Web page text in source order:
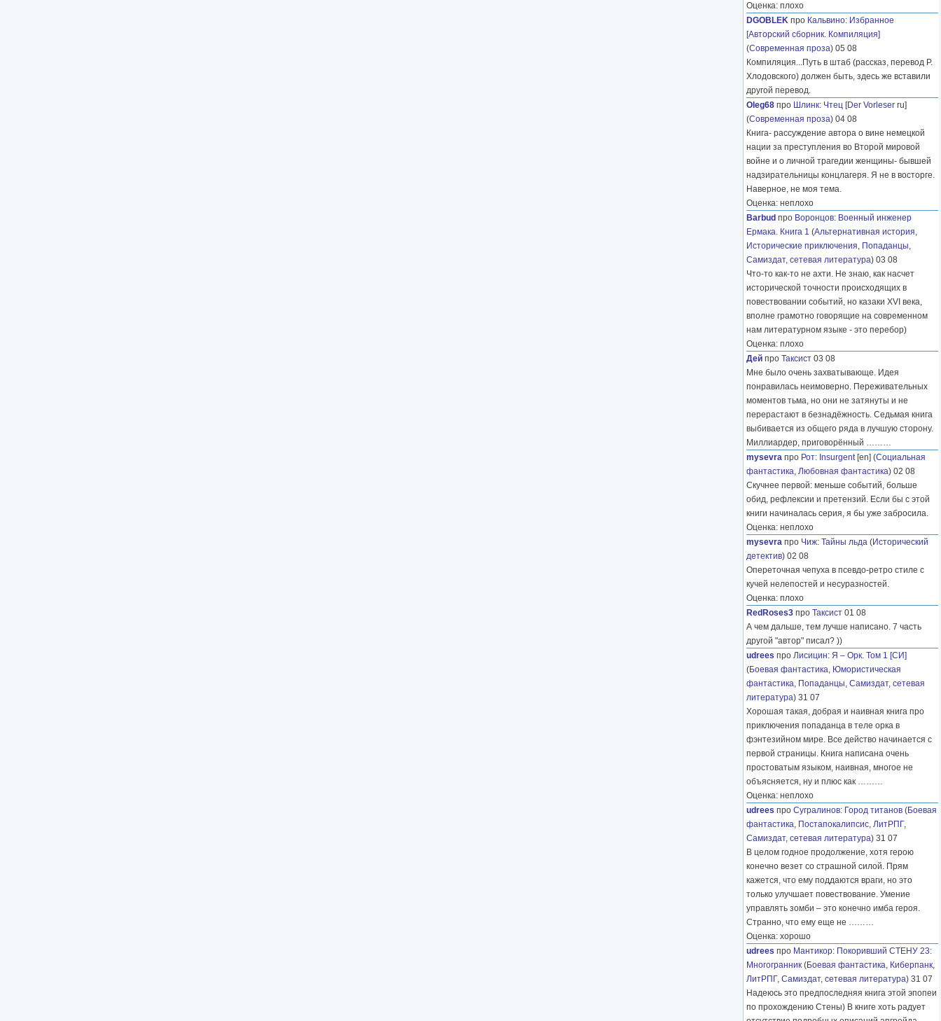
Оценка: плохо
DGOBLEK про Кальвино: Избранное
[Авторский сборник. Компиляция]
(Современная проза) 05 08
Компиляция...Путь в штаб (рассказ, перевод Р.
Хлодовского) должен быть, здесь же вставили
другой перевод.
Oleg68 про Шлинк: Чтец [Der Vorleser ru]
(Современная проза) 04 08
Книга- рассуждение автора о вине немецкой
нации за преступления во Второй мировой
войне и о личной трагедии женщины- бывшей
надзирательницы концлагеря. Я не в восторге.
Наверное, не моя тема.
Оценка: неплохо
Barbud про Воронцов: Военный инженер
Ермака. Книга 1 (Альтернативная история,
Исторические приключения, Попаданцы,
Самиздат, сетевая литература) 03 08
Что-то как-то не ахти. Не знаю, как насчет
исторической точности происходящих в
повествовании событий, но казаки XVI века,
вполне грамотно говорящие на современном
нам литературном языке - это перебор)
Оценка: плохо
Дей про Таксист 03 08
Мне было очень захватывающе. Идея
понравилась неимоверно. Переживательных
моментов тьма, но они не затянуты и не
перерастают в безнадёжность. Седьмая книга
выбивается из общего ряда в лучшую сторону.
Миллиардер, приговорённый ………
mysevra про Рот: Insurgent[en] (Социальная
фантастика, Любовная фантастика) 02 08
Скучнее первой: меньше событий, больше
обид, рефлексии и претензий. Если бы с этой
книги начиналась серия, я бы уже забросила.
Оценка: неплохо
mysevra про Чиж: Тайны льда (Исторический
детектив) 02 08
Опереточная чепуха в псевдо-ретро стиле с
кучей нелепостей и несуразностей.
Оценка: плохо
RedRoses3 про Таксист 01 08
А чем дальше, тем лучше написано. 7 часть
другой "автор" писал? ))
udrees про Лисицин: Я – Орк. Том 1 [СИ]
(Боевая фантастика, Юмористическая
фантастика, Попаданцы, Самиздат, сетевая
литература) 31 07
Хорошая такая, добрая и наивная книга про
приключения попаданца в теле орка в
фэнтезийном мире. Все действо начинается с
первой страницы. Книга написана очень
простоватым языком, наивная, многое не
объясняется, ну и плюс как ………
Оценка: неплохо
udrees про Сугралинов: Город титанов (Боевая
фантастика, Постапокалипсис, ЛитРПГ,
Самиздат, сетевая литература) 31 07
В целом годное продолжение, хотя герою
конечно везет со страшной силой. Прям
кажется, что ему поддаются враги, но это
только улучшает повествование. Умение
управлять зомби – это конечно имба героя.
Странно, что ему еще не ………
Оценка: хорошо
udrees про Мантикор: Покоривший СТЕНУ 23:
Многогранник (Боевая фантастика, Киберпанк,
ЛитРПГ, Самиздат, сетевая литература) 31 07
Надеюсь это предпоследняя книга этой эпопеи
по прохождению Стены) В книге хоть радует